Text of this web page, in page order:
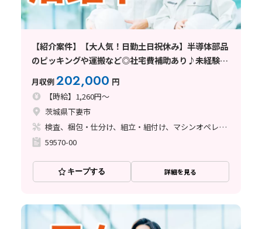
【紹介案件】【大人気！日勤土日祝休み】半導体部品
のピッキングや運搬など◎社宅費補助あり♪未経験
OK！ミドル世代も活躍中◎
月収例202,000 円
【時給】1,260円～
茨城県下妻市
検査、梱包・仕分け、組立・組付け、マシンオペレーター
59570-00
キープする 詳細を見る